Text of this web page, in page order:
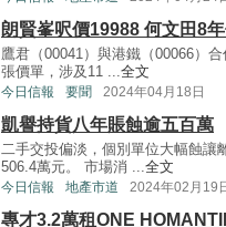
朗賢峯呎價19988 何文田8
鷹君（00041）與港鐵（00066）
張價單，涉及11 ...全文
今日信報 要聞 2024年04月18日
凱譽持貨八年賬蝕逾五百萬
二手交投偏淡，個別單位大幅蝕讓
506.4萬元。 市場消 ...全文
今日信報 地產市道 2024年02月19
專才3.2萬租ONE